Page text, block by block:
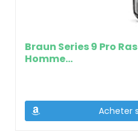
Braun Series 9 Pro
Homme…
Acheter